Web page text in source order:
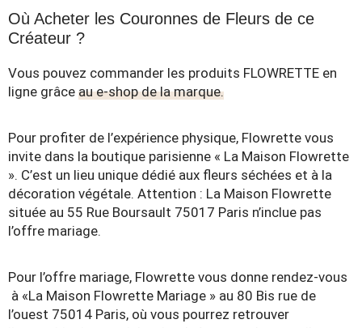
Où Acheter les Couronnes de Fleurs de ce
Créateur ?
Vous pouvez commander les produits FLOWRETTE en
ligne grâce au e-shop de la marque.
Pour profiter de l’expérience physique, Flowrette vous
invite dans la boutique parisienne « La Maison Flowrette
». C’est un lieu unique dédié aux fleurs séchées et à la
décoration végétale. Attention : La Maison Flowrette
située au 55 Rue Boursault 75017 Paris n’inclue pas
l’offre mariage.
Pour l’offre mariage, Flowrette vous donne rendez-vous
à «La Maison Flowrette Mariage » au 80 Bis rue de
l’ouest 75014 Paris, où vous pourrez retrouver